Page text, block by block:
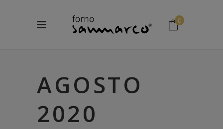
0
AGOSTO
2020